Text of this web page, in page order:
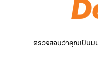
ตรวจสอบว่าคุณเป็นม